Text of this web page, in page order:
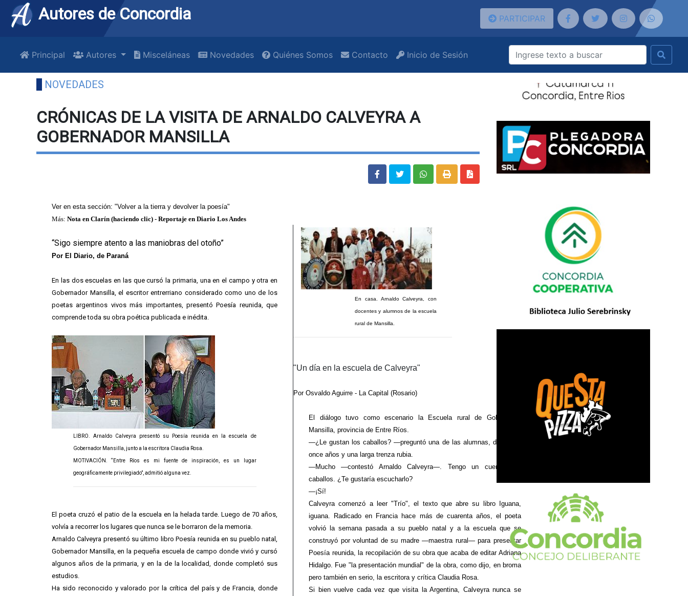
Autores de Concordia PARTICIPAR
Principal Autores Misceláneas Novedades Quiénes Somos Contacto Inicio de Sesión
NOVEDADES
CRÓNICAS DE LA VISITA DE ARNALDO CALVEYRA A
GOBERNADOR MANSILLA
Ver en esta sección: "Volver a la tierra y devolver la poesía"
Más: Nota en Clarín (haciendo clic) - Reportaje en Diario Los Andes
“Sigo siempre atento a las maniobras del otoño”
Por El Diario, de Paraná
En las dos escuelas en las que cursó la primaria, una en el campo y otra en
Gobernador Mansilla, el escritor entrerriano considerado como uno de los
poetas argentinos vivos más importantes, presentó Poesía reunida, que
comprende toda su obra poética publicada e inédita.
LIBRO. Arnaldo Calveyra presentó su Poesía reunida en la escuela de
Gobernador Mansilla, junto a la escritora Claudia Rosa.
MOTIVACIÓN. “Entre Ríos es mi fuente de inspiración, es un lugar
geográficamente privilegiado”, admitió alguna vez.
El poeta cruzó el patio de la escuela en la helada tarde. Luego de 70 años,
volvía a recorrer los lugares que nunca se le borraron de la memoria.
Arnaldo Calveyra presentó su último libro Poesía reunida en su pueblo natal,
Gobernador Mansilla, en la pequeña escuela de campo donde vivió y cursó
algunos años de la primaria, y en la de la localidad, donde completó sus
estudios.
Ha sido reconocido y valorado por la crítica del país y de Francia, donde
En casa. Arnaldo Calveyra, con
docentes y alumnos de la escuela
rural de Mansilla.
"Un día en la escuela de Calveyra"
Por Osvaldo Aguirre - La Capital (Rosario)
El diálogo tuvo como escenario la Escuela rural de Gobernador
Mansilla, provincia de Entre Ríos.
—¿Le gustan los caballos? —preguntó una de las alumnas, de diez u
once años y una larga trenza rubia.
—Mucho —contestó Arnaldo Calveyra—. Tengo un cuento con
caballos. ¿Te gustaría escucharlo?
—¡Sí!
Calveyra comenzó a leer "Trío", el texto que abre su libro Iguana,
iguana. Radicado en Francia hace más de cuarenta años, el poeta
volvió la semana pasada a su pueblo natal y a la escuela que se
construyó por voluntad de su madre —maestra rural— para presentar
Poesía reunida, la recopilación de su obra que acaba de editar Adriana
Hidalgo. Fue "la presentación mundial" de la obra, como dijo, en broma
pero también en serio, la escritora y crítica Claudia Rosa.
Si bien vuelve cada vez que visita la Argentina, Calveyra nunca se